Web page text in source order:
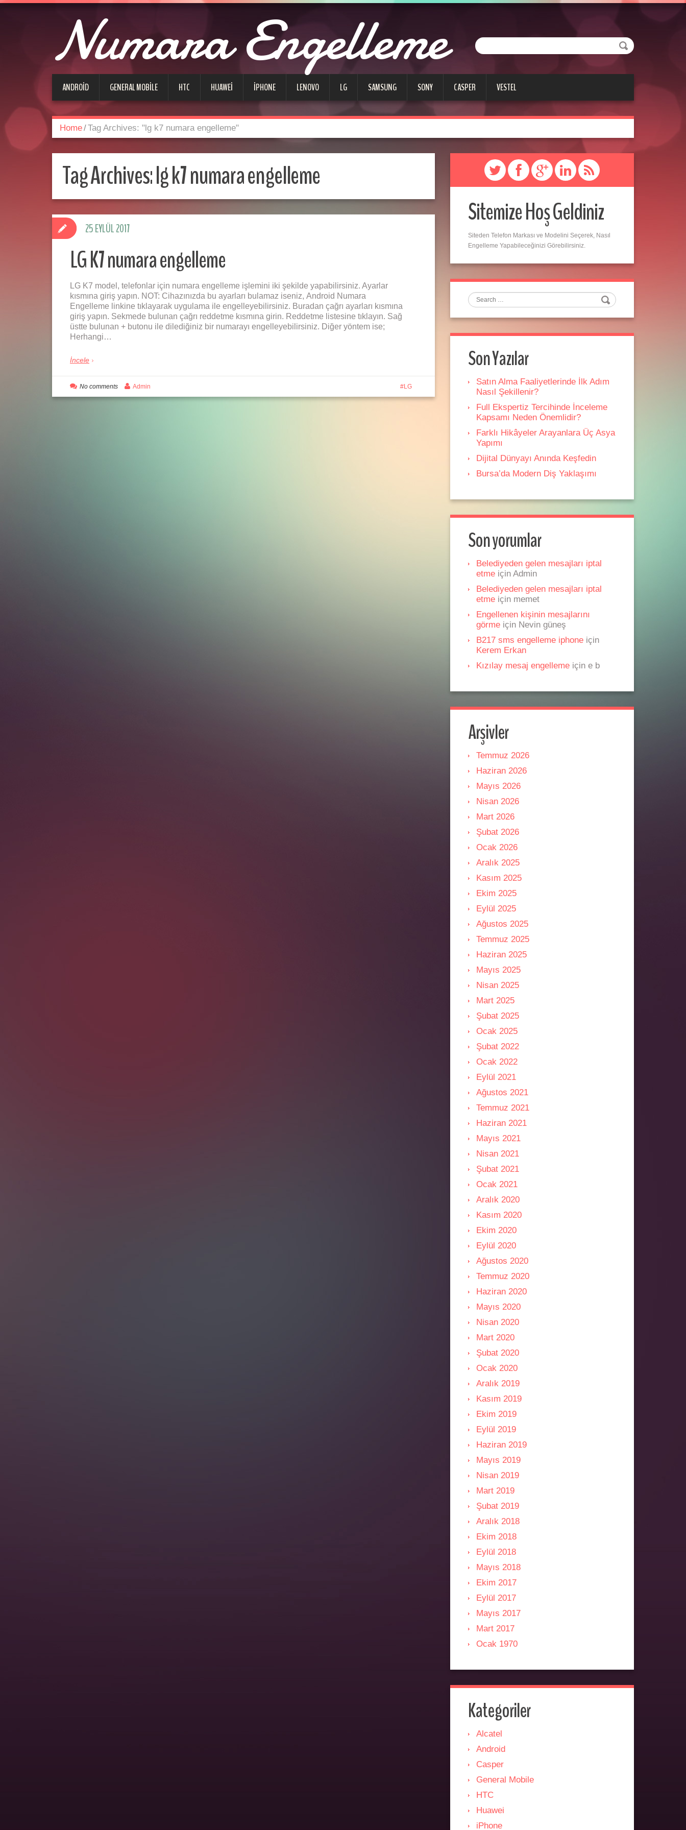
Numara Engelleme
ANDROID GENERAL MOBILE HTC HUAWEI IPHONE LENOVO LG SAMSUNG SONY CASPER VESTEL
Home/Tag Archives: "lg k7 numara engelleme"
Tag Archives:lg k7 numara engelleme
LG K7 numara engelleme
LG K7 model, telefonlar için numara engelleme işlemini iki şekilde yapabilirsiniz. Ayarlar
kısmına giriş yapın. NOT: Cihazınızda bu ayarları bulamaz iseniz, Android Numara
Engelleme linkine tıklayarak uygulama ile engelleyebilirsiniz. Buradan çağrı ayarları kısmına
giriş yapın. Sekmede bulunan çağrı reddetme kısmına girin. Reddetme listesine tıklayın. Sağ
üstte bulunan + butonu ile dilediğiniz bir numarayı engelleyebilirsiniz. Diğer yöntem ise;
Herhangi…
İncele
25 EYLÜL 2017
LG
No comments Admin
Sitemize Hoş Geldiniz
Siteden Telefon Markası ve Modelini Seçerek, Nasıl
Engelleme Yapabileceğinizi Görebilirsiniz.
Search
Son Yazılar
Satın Alma Faaliyetlerinde İlk Adım
Nasıl Şekillenir?
Full Ekspertiz Tercihinde İnceleme
Kapsamı Neden Önemlidir?
Farklı Hikâyeler Arayanlara Üç Asya
Yapımı
Dijital Dünyayı Anında Keşfedin
Bursa’da Modern Diş Yaklaşımı
Son yorumlar
Belediyeden gelen mesajları iptal
etme için Admin
Belediyeden gelen mesajları iptal
etme için memet
Engellenen kişinin mesajlarını
görme için Nevin güneş
B217 sms engelleme iphone için
Kerem Erkan
Kızılay mesaj engelleme için e b
Arşivler
Temmuz 2026
Haziran 2026
Mayıs 2026
Nisan 2026
Mart 2026
Şubat 2026
Ocak 2026
Aralık 2025
Kasım 2025
Ekim 2025
Eylül 2025
Ağustos 2025
Temmuz 2025
Haziran 2025
Mayıs 2025
Nisan 2025
Mart 2025
Şubat 2025
Ocak 2025
Şubat 2022
Ocak 2022
Eylül 2021
Ağustos 2021
Temmuz 2021
Haziran 2021
Mayıs 2021
Nisan 2021
Şubat 2021
Ocak 2021
Aralık 2020
Kasım 2020
Ekim 2020
Eylül 2020
Ağustos 2020
Temmuz 2020
Haziran 2020
Mayıs 2020
Nisan 2020
Mart 2020
Şubat 2020
Ocak 2020
Aralık 2019
Kasım 2019
Ekim 2019
Eylül 2019
Haziran 2019
Mayıs 2019
Nisan 2019
Mart 2019
Şubat 2019
Aralık 2018
Ekim 2018
Eylül 2018
Mayıs 2018
Ekim 2017
Eylül 2017
Mayıs 2017
Mart 2017
Ocak 1970
Kategoriler
Alcatel
Android
Casper
General Mobile
HTC
Huawei
iPhone